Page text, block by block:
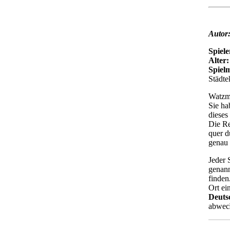
Autor:
Alter:
Sie
Die
quer
Jeder
Ort